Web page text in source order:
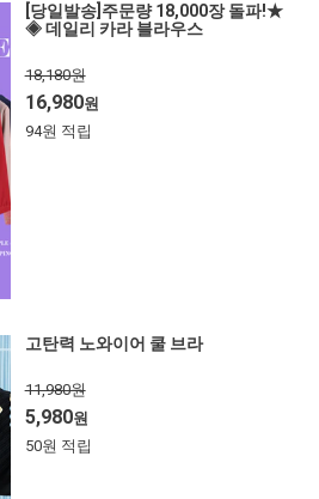
[당일발송]주문량 18,000장 돌파!★
◈ 데일리 카라 블라우스
18,180원
16,980원
94원 적립
고탄력 노와이어 쿨 브라
11,980원
5,980원
50원 적립